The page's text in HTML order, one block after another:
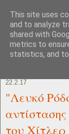
22.2.17
"Λευκό
του
This site uses
and to analyze
shared with
metrics to
statistics, and